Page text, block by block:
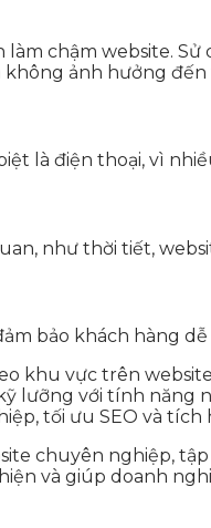
chậm website.
ảnh hưởng đến
là điện thoại, vì
như thời tiết,
bảo khách hàng
khu vực trên
lưỡng với tính năng
tối ưu SEO và
chuyên nghiệp,
và giúp doanh